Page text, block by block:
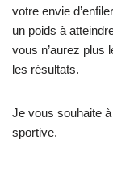
votre envie
un poids à
vous n’aurez plus
les résultats.
Je vous souhaite
sportive.